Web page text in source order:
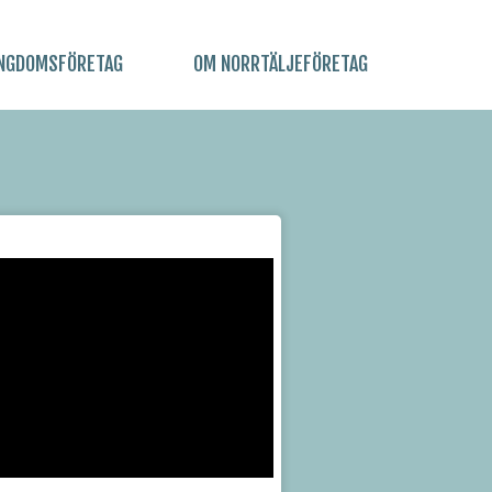
OM NORRTÄLJEFÖRETAG